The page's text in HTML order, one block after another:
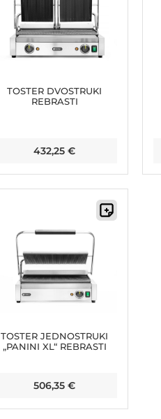
TOSTER DVOSTRUKI
REBRASTI
432,25 €
TOSTER JEDNOSTRUKI
„PANINI XL“ REBRASTI
506,35 €